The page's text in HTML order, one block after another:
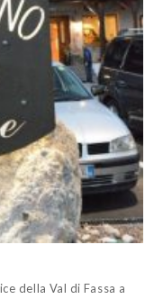
della Val di Fassa a